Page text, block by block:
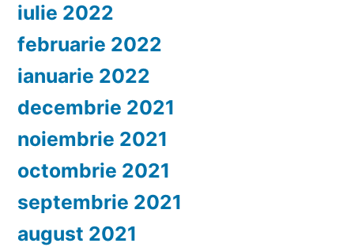
iulie 2022
februarie 2022
ianuarie 2022
decembrie 2021
noiembrie 2021
octombrie 2021
septembrie 2021
august 2021